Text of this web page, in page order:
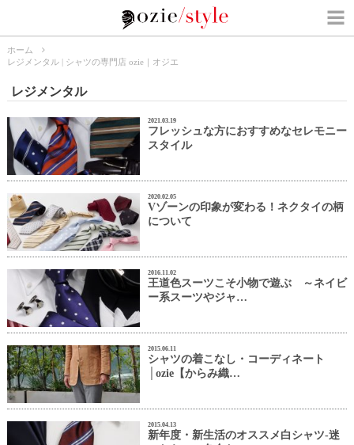
ホーム
レジメンタル | シャツの専門店 ozie｜オジエ
レジメンタル
2021.03.19
フレッシュな方におすすめなセレモニー
スタイル
2020.02.05
Vゾーンの印象が変わる！ネクタイの柄
について
2016.11.02
王道色スーツこそ小物で遊ぶ ～ネイビ
ー系スーツやジャ…
2015.06.11
シャツの着こなし・コーディネート
│ozie【からみ織…
2015.04.13
新年度・新生活のオススメ白シャツ-迷